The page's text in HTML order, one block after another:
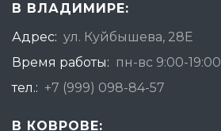
В ВЛАДИМИРЕ:
Адрес: ул. Куйбышева, 28Е
Время работы: пн-вс 9:00-19:00
тел.: +7 (999) 098-84-57
В КОВРОВЕ: